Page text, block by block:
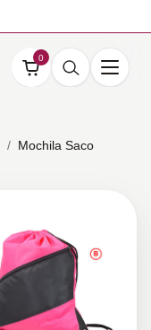
0
/ Mochila Saco